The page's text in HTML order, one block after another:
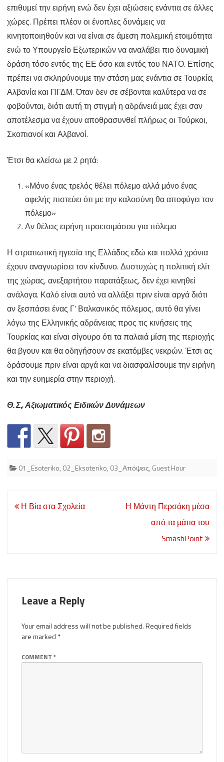
επιθυμεί την ειρήνη ενώ δεν έχει αξιώσεις ενάντια σε άλλες
χώρες. Πρέπει πλέον οι ένοπλες δυνάμεις να
κινητοποιηθούν και να είναι σε άμεση πολεμική ετοιμότητα
ενώ το Υπουργείο Εξωτερικών να αναλάβει πιο δυναμική
δράση τόσο εντός της ΕΕ όσο και εντός του ΝΑΤΟ. Επίσης
πρέπει να σκληρύνουμε την στάση μας ενάντια σε Τουρκία,
Αλβανία και ΠΓΔΜ. Όταν δεν σε σέβονται καλύτερα να σε
φοβούνται, διότι αυτή τη στιγμή η αδράνειά μας έχει σαν
αποτέλεσμα να έχουν αποθρασυνθεί πλήρως οι Τούρκοι,
Σκοπιανοί και Αλβανοί.
Έτσι θα κλείσω με 2 ρητά:
«Μόνο ένας τρελός θέλει πόλεμο αλλά μόνο ένας
αφελής πιστεύει ότι με την καλοσύνη θα αποφύγει τον
πόλεμο»
Αν θέλεις ειρήνη προετοιμάσου για πόλεμο
Η στρατιωτική ηγεσία της Ελλάδος εδώ και πολλά χρόνια
έχουν αναγνωρίσει τον κίνδυνο. Δυστυχώς η πολιτική ελίτ
της χώρας, ανεξαρτήτου παρατάξεως, δεν έχει κινηθεί
ανάλογα. Καλό είναι αυτό να αλλάξει πριν είναι αργά διότι
αν ξεσπάσει ένας Γ’ Βαλκανικός πόλεμος, αυτό θα γίνει
λόγω της Ελληνικής αδράνειας προς τις κινήσεις της
Τουρκίας και είναι σίγουρο ότι τα παλαιά μίση της περιοχής
θα βγουν και θα οδηγήσουν σε εκατόμβες νεκρών. Έτσι ας
δράσουμε πριν είναι αργά και να διασφαλίσουμε την ειρήνη
και την ευημερία στην περιοχή.
Θ. Σ., Αξιωματικός Ειδικών Δυνάμεων
01_Esoteriko, 02_Eksoteriko, 03_Απόψεις, Guest Hour
Post
Η Βία στα Σχολεία
Η Μάντη Περσάκη μέσα
από τα μάτια του
SmashPoint
Leave a Reply
Your email address will not be published.Required fields
are marked *
COMMENT *